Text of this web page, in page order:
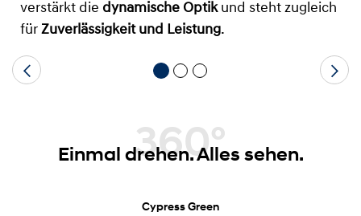
verstärkt die dynamische Optikund steht zugleich
für Zuverlässigkeit und Leistung.
360°
Einmal drehen. Alles sehen.
Cypress Green